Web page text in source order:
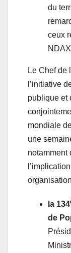
du
ceux
Le Chef de
l’initiative
publique et
mondiale
une
notamment
la 134
de